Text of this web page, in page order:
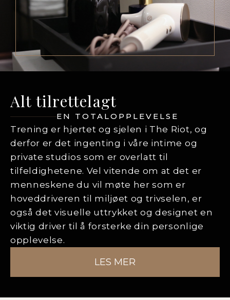
Alt tilrettelagt
EN TOTALOPPLEVELSE
Trening er hjertet og sjelen i The Riot, og
derfor er det ingenting i våre intime og
private studios som er overlatt til
tilfeldighetene. Vel vitende om at det er
menneskene du vil møte her som er
hoveddriveren til miljøet og trivselen, er
også det visuelle uttrykket og designet en
viktig driver til å forsterke din personlige
opplevelse.
LES MER